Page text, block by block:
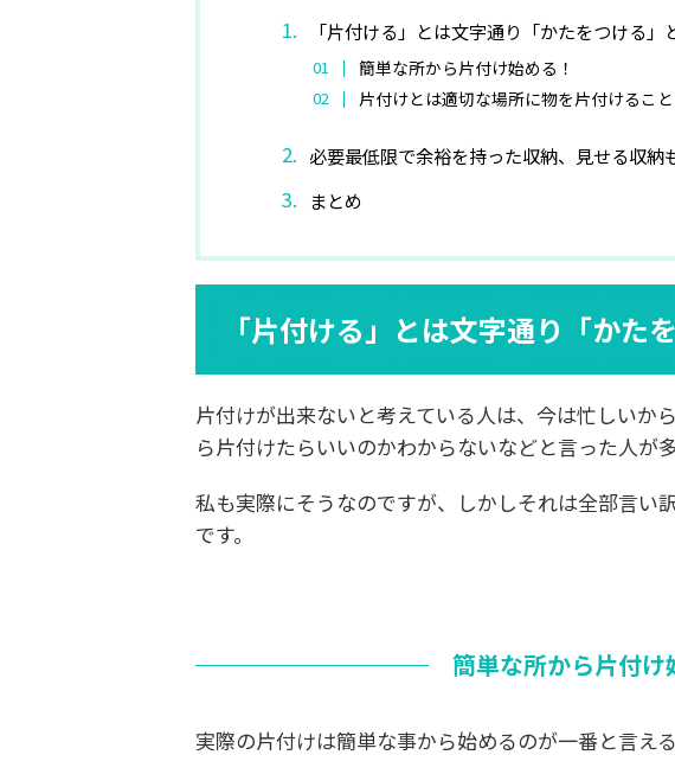
「片付ける」とは文字通り「かたをつける」
簡単な所から片付け始める！
片付けとは適切な場所に物を片付けること
必要最低限で余裕を持った収納、見せる収納
まとめ
「片付ける」とは文字通り「かた
片付けが出来ないと考えている人は、今は忙しいか
ら片付けたらいいのかわからないなどと言った人が
私も実際にそうなのですが、しかしそれは全部言い
です。
簡単な所から片付け
実際の片付けは簡単な事から始めるのが一番と言え